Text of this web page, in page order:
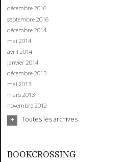
décembre 2016
septembre 2016
décembre 2014
mai 2014
avril 2014
janvier 2014
décembre 2013
mai 2013
mars 2013
novembre 2012
Toutes les archives
BOOKCROSSING